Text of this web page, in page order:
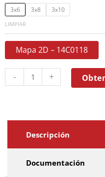
3x6 3x8 3x10
LIMPIAR
Mapa 2D – 14C0118
-
Iteem
3
cantidad
+
Descripción
Documentación